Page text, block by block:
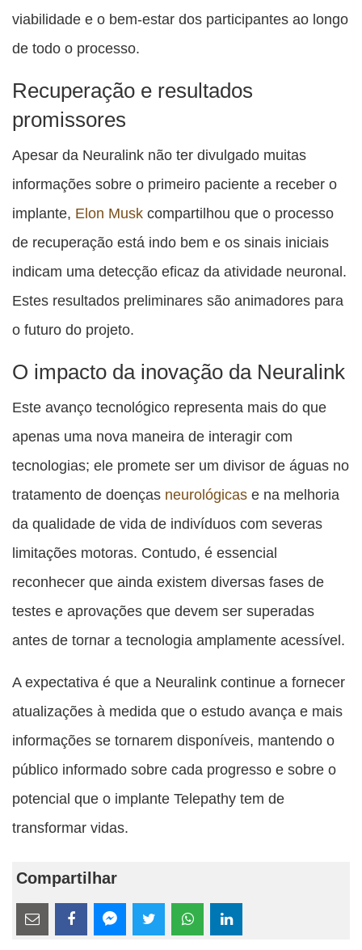
viabilidade e o bem-estar dos participantes ao longo
de todo o processo.
Recuperação e resultados
promissores
Apesar da Neuralink não ter divulgado muitas
informações sobre o primeiro paciente a receber o
implante, Elon Musk compartilhou que o processo
de recuperação está indo bem e os sinais iniciais
indicam uma detecção eficaz da atividade neuronal.
Estes resultados preliminares são animadores para
o futuro do projeto.
O impacto da inovação da Neuralink
Este avanço tecnológico representa mais do que
apenas uma nova maneira de interagir com
tecnologias; ele promete ser um divisor de águas no
tratamento de doenças neurológicas e na melhoria
da qualidade de vida de indivíduos com severas
limitações motoras. Contudo, é essencial
reconhecer que ainda existem diversas fases de
testes e aprovações que devem ser superadas
antes de tornar a tecnologia amplamente acessível.
A expectativa é que a Neuralink continue a fornecer
atualizações à medida que o estudo avança e mais
informações se tornarem disponíveis, mantendo o
público informado sobre cada progresso e sobre o
potencial que o implante Telepathy tem de
transformar vidas.
Compartilhar
Estes
links